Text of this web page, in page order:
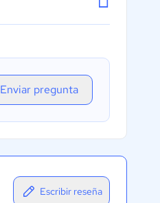
Enviar pregunta
Escribir reseña